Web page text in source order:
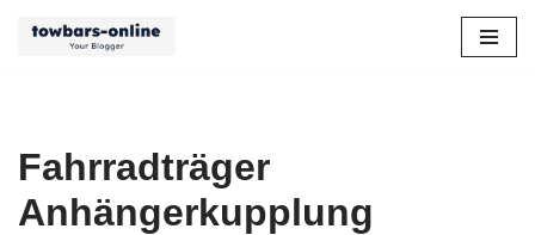
Fahrradträger
Anhängerkupplung